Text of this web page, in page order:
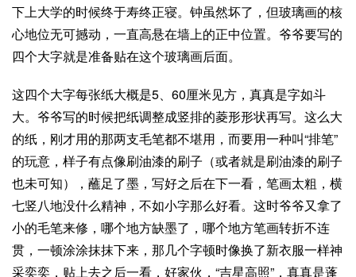
下上大学的时候终于寿终正寝。钟虽然坏了，但玻璃画的核
心地位无可撼动，一直高悬在墙上的正中位置。爷爷要写的
四个大字就是准备贴在这个玻璃画后面。
这四个大字每张纸大概是5、60厘米见方，真真是字如斗
大。爷爷写的时候把纸调整成竖排的菱形形状再写。这么大
的纸，刚才用的那两支毛笔都不堪用，而要用一种叫“排笔”
的玩意，样子有点像刷油漆的刷子（或者就是刷油漆的刷子
也未可知），蘸足了墨，写好之后在下一看，笔画太粗，横
七竖八地没什么精神，不如小字那么好看。这时爷爷又拿了
小的毛笔来修，哪个地方缺墨了，哪个地方笔画转折不连
贯，一顿涂涂抹抹下来，那几个字顿时像换了新衣服一样神
采奕奕，贴上去之后一看，好家伙，“吉星高照”，真真是蓬